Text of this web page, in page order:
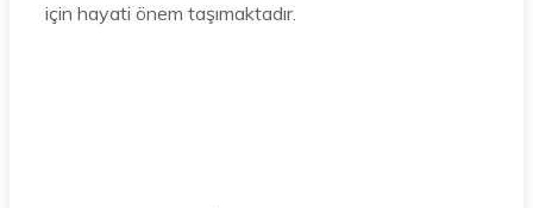
için hayati önem taşımaktadır.